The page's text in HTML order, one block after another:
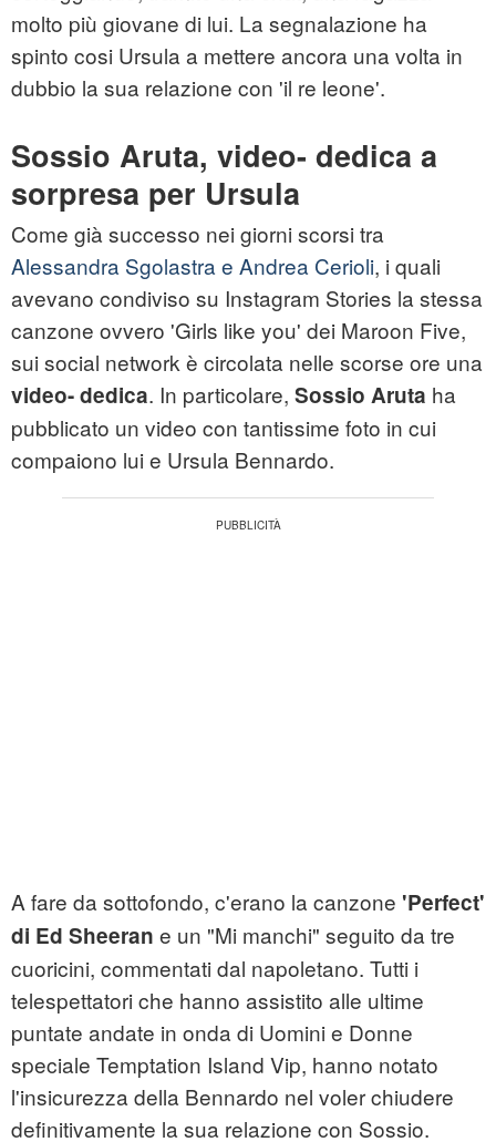
molto più giovane di lui. La segnalazione ha
spinto cosi Ursula a mettere ancora una volta in
dubbio la sua relazione con 'il re leone'.
Sossio Aruta, video- dedica a
sorpresa per Ursula
Come già successo nei giorni scorsi tra
Alessandra Sgolastra e Andrea Cerioli, i quali
avevano condiviso su Instagram Stories la stessa
canzone ovvero 'Girls like you' dei Maroon Five,
sui social network è circolata nelle scorse ore una
video- dedica. In particolare, Sossio Aruta ha
pubblicato un video con tantissime foto in cui
compaiono lui e Ursula Bennardo.
A fare da sottofondo, c'erano la canzone 'Perfect'
di Ed Sheeran e un "Mi manchi" seguito da tre
cuoricini, commentati dal napoletano. Tutti i
telespettatori che hanno assistito alle ultime
puntate andate in onda di Uomini e Donne
speciale Temptation Island Vip, hanno notato
l'insicurezza della Bennardo nel voler chiudere
definitivamente la sua relazione con Sossio.